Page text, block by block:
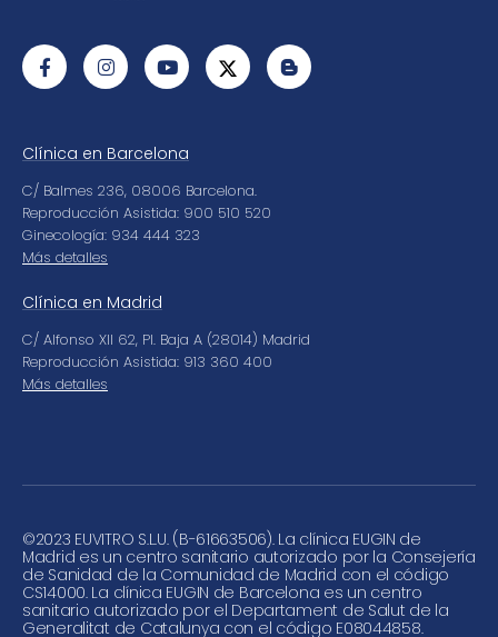
Clínica en Barcelona
C/ Balmes 236, 08006 Barcelona.
Reproducción Asistida: 900 510 520
Ginecología: 934 444 323
Más detalles
Clínica en Madrid
C/ Alfonso XII 62, Pl. Baja A (28014) Madrid
Reproducción Asistida: 913 360 400
Más detalles
©2023 EUVITRO S.L.U. (B-61663506). La clínica EUGIN de
Madrid es un centro sanitario autorizado por la Consejería
de Sanidad de la Comunidad de Madrid con el código
CS14000. La clínica EUGIN de Barcelona es un centro
sanitario autorizado por el Departament de Salut de la
Generalitat de Catalunya con el código E08044858.